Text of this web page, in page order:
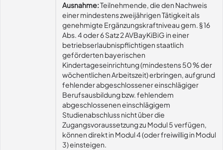
Ausnahme:Teilnehmende, die den Nachweis
einer mindestens zweijährigen Tätigkeit als
genehmigte Ergänzungskraftniveau gem. § 16
Abs. 4 oder 6 Satz 2 AVBayKiBiG in einer
betriebserlaubnispflichtigen staatlich
geförderten bayerischen
Kindertageseinrichtung (mindestens 50 % der
wöchentlichen Arbeitszeit) erbringen, aufgrund
fehlender abgeschlossener einschlägiger
Berufsausbildung bzw. fehlendem
abgeschlossenen einschlägigem
Studienabschluss nicht über die
Zugangsvoraussetzung zu Modul 5 verfügen,
können direkt in Modul 4 (oder freiwillig in Modul
3) einsteigen.